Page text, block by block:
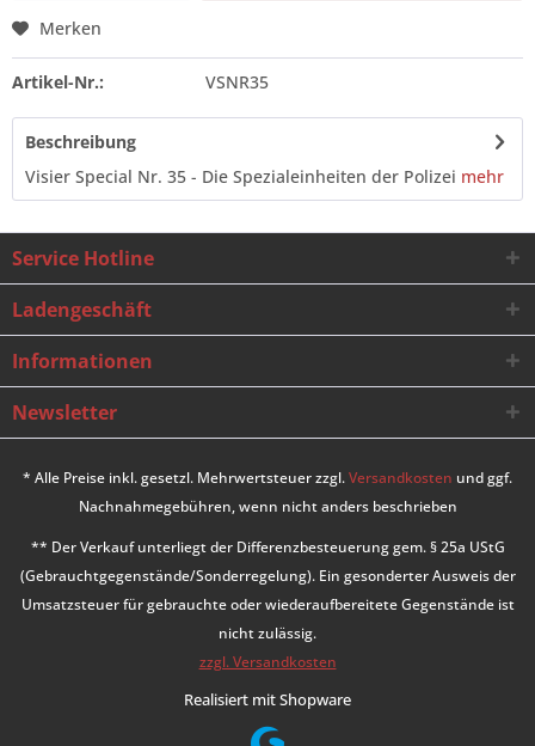
Merken
Artikel-Nr.: VSNR35
Beschreibung
Visier Special Nr. 35 - Die Spezialeinheiten der Polizei mehr
Service Hotline
Ladengeschäft
Informationen
Newsletter
* Alle Preise inkl. gesetzl. Mehrwertsteuer zzgl.Versandkosten und ggf.
Nachnahmegebühren, wenn nicht anders beschrieben
** Der Verkauf unterliegt der Differenzbesteuerung gem. § 25a UStG
(Gebrauchtgegenstände/Sonderregelung). Ein gesonderter Ausweis der
Umsatzsteuer für gebrauchte oder wiederaufbereitete Gegenstände ist
nicht zulässig.
zzgl. Versandkosten
Realisiert mit Shopware